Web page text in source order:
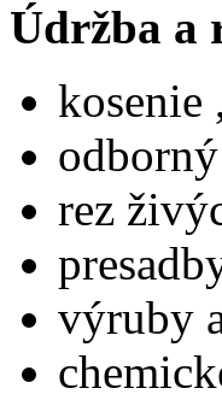
Údržba a
kosenie
rez
výruby